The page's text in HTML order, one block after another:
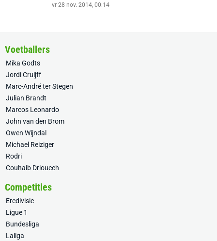
vr 28 nov. 2014, 00:14
Voetballers
Mika Godts
Jordi Cruijff
Marc-André ter Stegen
Julian Brandt
Marcos Leonardo
John van den Brom
Owen Wijndal
Michael Reiziger
Rodri
Couhaib Driouech
Competities
Eredivisie
Ligue 1
Bundesliga
Laliga